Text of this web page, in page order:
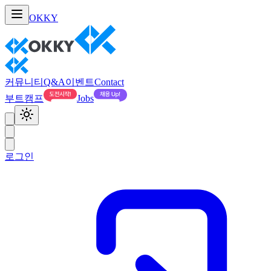
OKKY
커뮤니티 Q&A이벤트Contact
부트캠프
Jobs
로그인